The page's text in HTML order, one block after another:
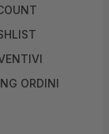
ORDINI